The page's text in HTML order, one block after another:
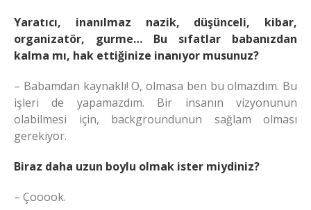
Yaratıcı, inanılmaz nazik, düşünceli, kibar,
organizatör, gurme… Bu sıfatlar babanızdan
kalma mı, hak ettiğinize inanıyor musunuz?
– Babamdan kaynaklı! O, olmasa ben bu olmazdım. Bu
işleri de yapamazdım. Bir insanın vizyonunun
olabilmesi için, backgroundunun sağlam olması
gerekiyor.
Biraz daha uzun boylu olmak ister miydiniz?
– Çooook.